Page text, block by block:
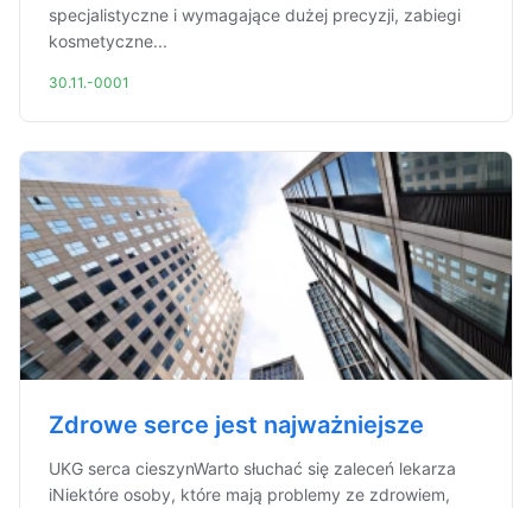
specjalistyczne i wymagające dużej precyzji, zabiegi
kosmetyczne...
30.11.-0001
Zdrowe serce jest najważniejsze
UKG serca cieszynWarto słuchać się zaleceń lekarza
iNiektóre osoby, które mają problemy ze zdrowiem,